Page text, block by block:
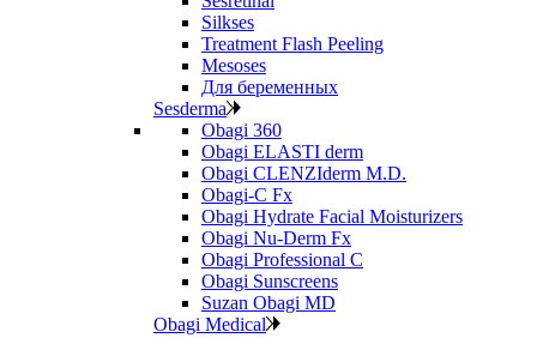
Silkses
Treatment Flash Peeling
Mesoses
Для беременных
Sesderma
Obagi 360
Obagi ELASTI derm
Obagi CLENZIderm M.D.
Obagi-C Fx
Obagi Hydrate Facial Moisturizers
Obagi Nu-Derm Fx
Obagi Professional C
Obagi Sunscreens
Suzan Obagi MD
Obagi Medical